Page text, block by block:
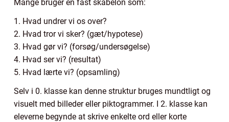
Mange bruger en fast skabelon som:
1. Hvad undrer vi os over?
2. Hvad tror vi sker? (gæt/hypotese)
3. Hvad gør vi? (forsøg/undersøgelse)
4. Hvad ser vi? (resultat)
5. Hvad lærte vi? (opsamling)
Selv i 0. klasse kan denne struktur bruges mundtligt og
visuelt med billeder eller piktogrammer. I 2. klasse kan
eleverne begynde at skrive enkelte ord eller korte